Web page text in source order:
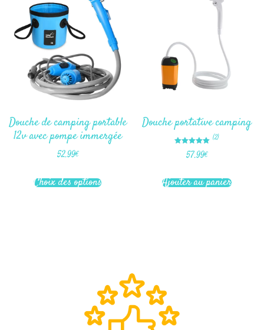
Douche de camping portable
12v avec pompe immergée
52.99€
Choix des options
Douche portative camping
Note
5.00
(2)
57.99€
Ajouter au panier